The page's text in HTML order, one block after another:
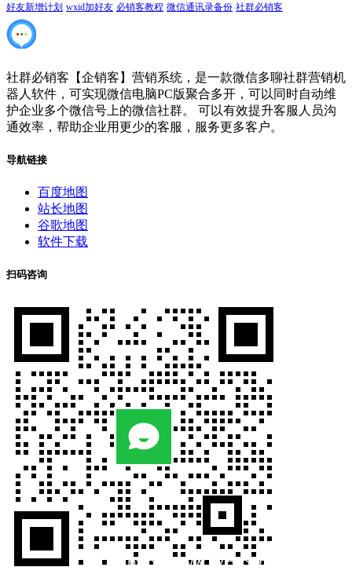
好友新增计划 wxid加好友 必销客教程 微信通讯录备份 社群必销客
社群必销客【企销客】营销系统，是一款微信多聊社群营销机
器人软件，可实现微信电脑PC版聚合多开，可以同时自动维
护企业多个微信号上的微信社群。 可以有效提升客服人员沟
通效率，帮助企业用更少的客服，服务更多客户。
导航链接
百度地图
站长地图
谷歌地图
软件下载
扫码咨询